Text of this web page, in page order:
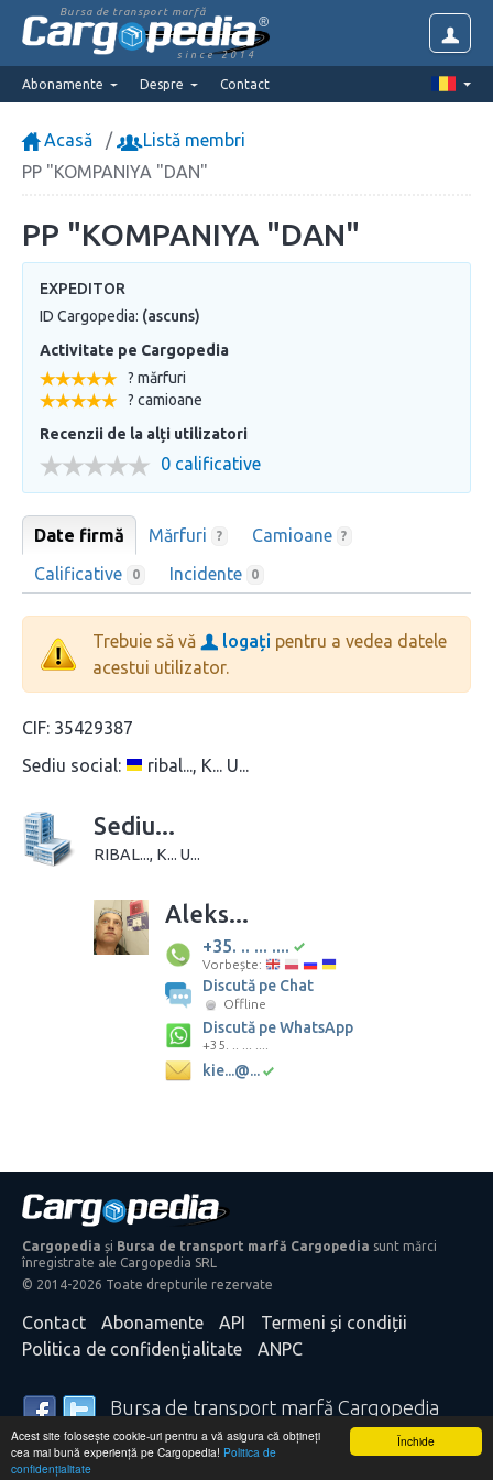
Închide
Acest site folosește cookie-uri pentru a vă asigura că obțineți
cea mai bună experiență pe Cargopedia! Politica de
confidențialitate
Bursa de transport marfă
since 2014
Abonamente Despre Contact
Acasă
Listă membri
PP "KOMPANIYA "DAN"
PP "KOMPANIYA "DAN"
EXPEDITOR
ID Cargopedia: (ascuns)
Activitate pe Cargopedia
? mărfuri
? camioane
Recenzii de la alți utilizatori
0 calificative
Date firmă Mărfuri ? Camioane ?
Calificative 0 Incidente 0
Trebuie să vă logați pentru a vedea datele
acestui utilizator.
CIF: 35429387
Sediu social:
ribal..., K... U...
Sediu...
RIBAL..., K... U...
Aleks...
+35. .. ... ....
Vorbește:
Discută pe Chat
Offline
Discută pe WhatsApp
+35. .. ... ....
kie...@...
Cargopedia și Bursa de transport marfă Cargopedia sunt mărci
înregistrate ale Cargopedia SRL
© 2014-2026 Toate drepturile rezervate
Contact Abonamente API
Termeni și condiții
Politica de confidențialitate
ANPC
Bursa de transport marfă Cargopedia
25.311 transportatori și expeditori de mărfă din întreaga
lume se bazează pe serviciile noastre